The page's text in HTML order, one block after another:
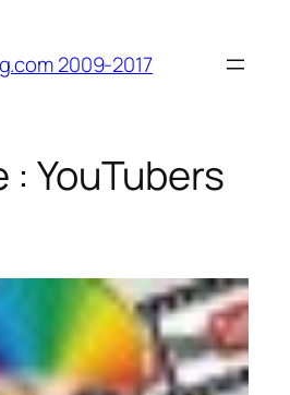
2009-2017
: YouTubers